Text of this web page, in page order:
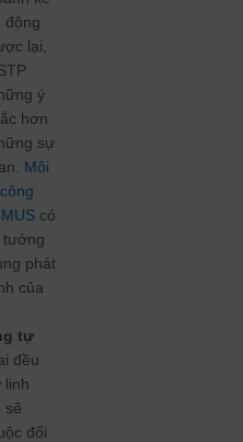
động
lại,
ý
hơn
sự
Môi
có
tưởng
phát
của
tự
đều
linh
sẽ
đối